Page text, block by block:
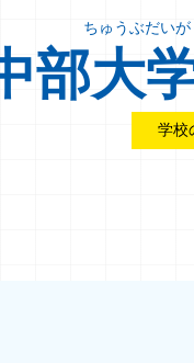
ちゅうぶだい
部大
学校